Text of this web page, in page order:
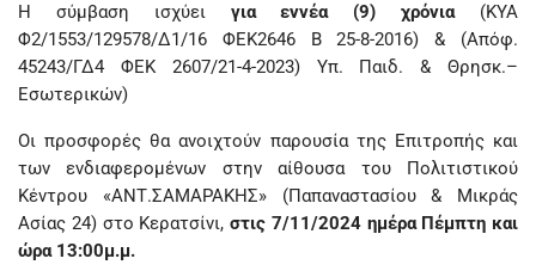
Η σύμβαση ισχύει για εννέα (9) χρόνια(ΚΥΑ
Φ2/1553/129578/Δ1/16 ΦΕΚ2646 Β 25-8-2016) & (Απόφ.
45243/ΓΔ4 ΦΕΚ 2607/21-4-2023) Υπ. Παιδ. & Θρησκ.–
Εσωτερικών)
Οι προσφορές θα ανοιχτούν παρουσία της Επιτροπής και
των ενδιαφερομένων στην αίθουσα του Πολιτιστικού
Κέντρου «ΑΝΤ.ΣΑΜΑΡΑΚΗΣ» (Παπαναστασίου & Μικράς
Ασίας 24) στο Κερατσίνι, στις 7/11/2024 ημέρα Πέμπτη και
ώρα 13:00μ.μ.